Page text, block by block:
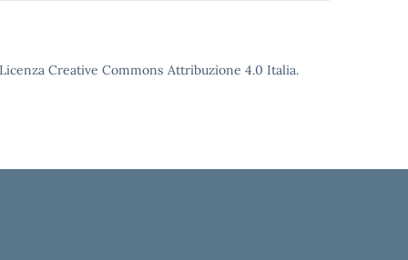
Creative Commons Attribuzione 4.0 Italia.